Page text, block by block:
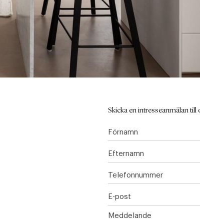
Skicka en intresseanmälan till
Förnamn
Efternamn
Telefonnummer
E-post
Meddelande